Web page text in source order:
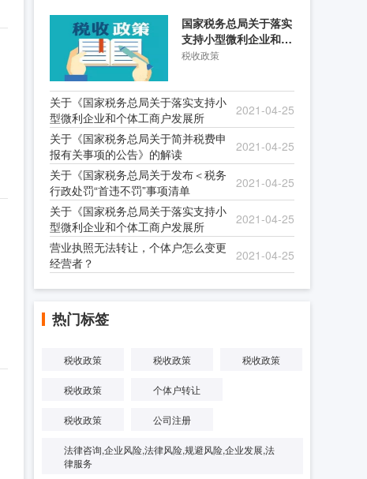
国家税务总局关于落实
支持小型微利企业和个
体工商户发展所得税优
税收政策
关于《国家税务总局关于落实支持小
型微利企业和个体工商户发展所
2021-04-25
关于《国家税务总局关于简并税费申
报有关事项的公告》的解读
2021-04-25
关于《国家税务总局关于发布＜税务
行政处罚“首违不罚”事项清单
2021-04-25
关于《国家税务总局关于落实支持小
型微利企业和个体工商户发展所
2021-04-25
营业执照无法转让，个体户怎么变更
经营者？
2021-04-25
热门标签
税收政策 税收政策 税收政策
税收政策 个体户转让
税收政策 公司注册
法律咨询,企业风险,法律风险,规避风险,企业发展,法
律服务